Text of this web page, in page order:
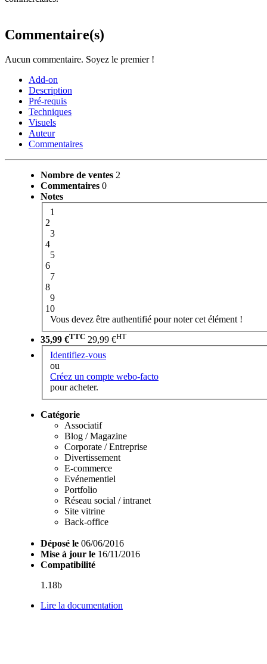
Commentaire(s)
Aucun commentaire. Soyez le premier !
Add-on
Description
Pré-requis
Techniques
Visuels
Auteur
Commentaires
Nombre de ventes 2
Commentaires 0
Notes
1
2
3
4
5
6
7
8
9
10
Vous devez être authentifié pour noter cet élément !
35,99 €TTC 29,99 €HT
Identifiez-vous
ou
Créez un compte webo-facto
pour acheter.
Catégorie
Associatif
Blog / Magazine
Corporate / Entreprise
Divertissement
E-commerce
Evénementiel
Portfolio
Réseau social / intranet
Site vitrine
Back-office
Déposé le 06/06/2016
Mise à jour le 16/11/2016
Compatibilité
1.18b
Lire la documentation